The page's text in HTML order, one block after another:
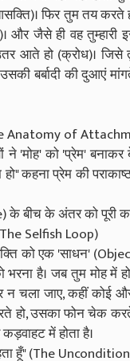
फिर तुम तय करते
और जैसे ही वह
आते हो (क्रोध)।
बर्बादी की दुआएं मांगते
Anatomy of
'मोह' को 'प्रेम' बनाकर
हो" कहना प्रेम की
बीच के अंतर को पूरी
Selfish Loop)
को एक 'साधन'
है। जब तुम मोह में
न चला जाए, कहीं
उसका फोन चेक करते
में होता है।
हूँ" (The